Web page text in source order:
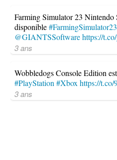
Farming Simulator 23
disponible#FarmingSimulator23
@GIANTSSoftwarehttps://
3 ans
Wobbledogs Console Edition
#PlayStation#Xboxhttps://
3 ans